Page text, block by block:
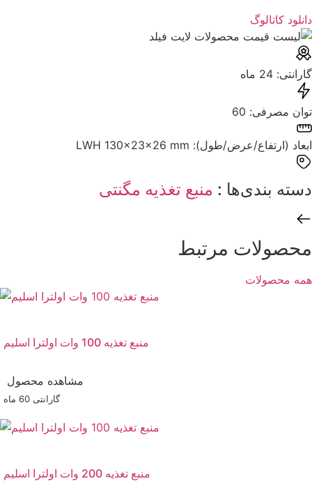
دانلود کاتالوگ
گارانتی: ‌24 ماه
توان مصرفی: ‌60
ابعاد (ارتفاع/عرض/طول): ‌LWH 130x23x26 mm
دسته بندی‌ها : ‌ منبع تغذیه مگنتی
محصولات مرتبط
همه محصولات
منبع تغذیه 100 وات اولترا اسلیم
مشاهده محصول
گارانتی ‌60 ماه
منبع تغذیه 200 وات اولترا اسلیم